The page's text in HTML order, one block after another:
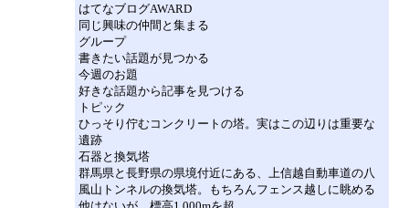
はてなブログAWARD
同じ興味の仲間と集まる
グループ
書きたい話題が見つかる
今週のお題
好きな話題から記事を見つける
トピック
ひっそり佇むコンクリートの塔。実はこの辺りは重要な
遺跡
石器と換気塔
群馬県と長野県の県境付近にある、上信越自動車道の八
風山トンネルの換気塔。もちろんフェンス越しに眺める